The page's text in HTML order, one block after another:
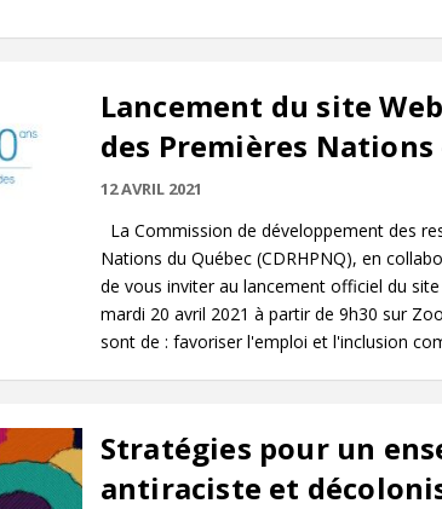
Lancement du site Web
des Premières Nations
12 AVRIL 2021
La Commission de développement des
Nations du Québec (CDRHPNQ), en
de vous inviter au lancement officiel du
mardi 20 avril 2021 à partir de 9h30 sur
sont de : favoriser l'emploi et l'inclusion
Stratégies pour un
antiraciste et